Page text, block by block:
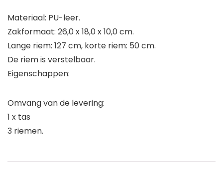
Materiaal: PU-leer.
Zakformaat: 26,0 x 18,0 x 10,0 cm.
Lange riem: 127 cm, korte riem: 50 cm.
De riem is verstelbaar.
Eigenschappen:
Omvang van de levering:
1 x tas
3 riemen.